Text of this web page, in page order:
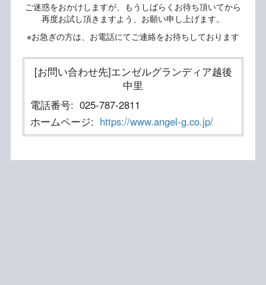
ご迷惑をおかけしますが、もうしばらくお待ち頂いてから
再度お試し頂きますよう、お願い申し上げます。
※お急ぎの方は、お電話にてご連絡をお待ちしております
[お問い合わせ先]エンゼルグランディア越後
中里
電話番号: 025-787-2811
ホームページ: https://www.angel-g.co.jp/